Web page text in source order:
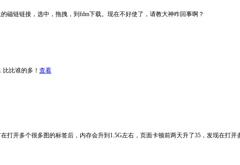
磁链链接，选中，拖拽，到fdm下载。现在不好使了，请教大神咋回事啊？
比谁的多！ 查看
打开多个很多图的标签后，内存会升到1.5G左右，页面卡顿前两天升了35，发现在打